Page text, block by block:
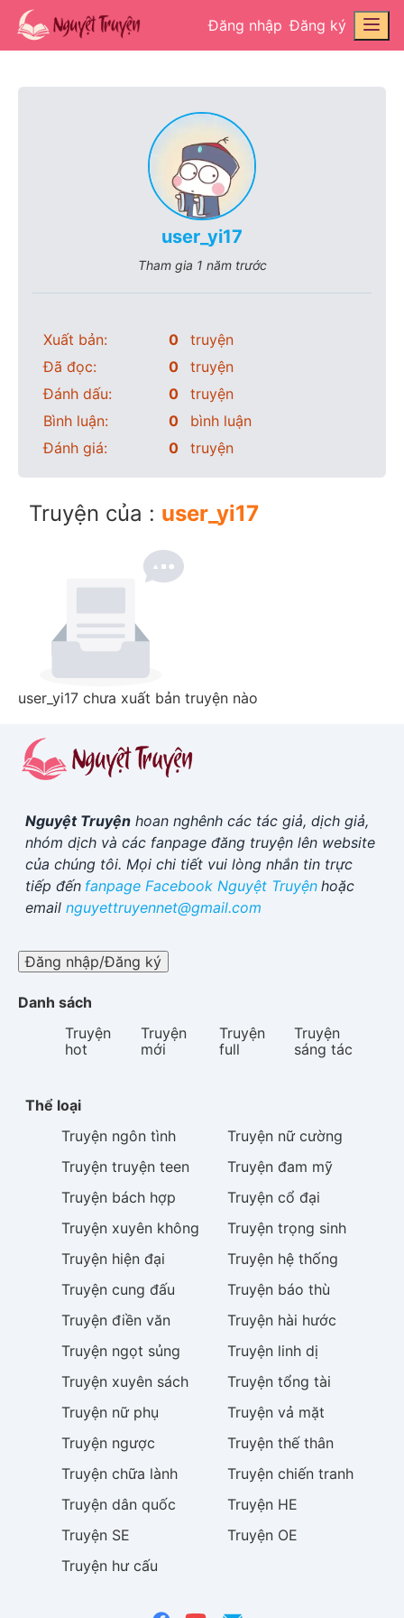
Đăng nhập Đăng ký
user_yi17
Tham gia 1 năm trước
Xuất bản: 0
truyện
Đã đọc:
0
truyện
Đánh dấu:
0
truyện
Bình luận:
0
bình luận
Đánh giá:
0 truyện
Truyện của : user_yi17
user_yi17 chưa xuất bản truyện nào
Nguyệt Truyện hoan nghênh các tác giả, dịch giả,
nhóm dịch và các fanpage đăng truyện lên website
của chúng tôi. Mọi chi tiết vui lòng nhắn tin trực
tiếp đến fanpage Facebook Nguyệt Truyện hoặc
email nguyettruyennet@gmail.com
Đăng nhập/Đăng ký
Danh sách
Truyện
hot
Truyện
mới
Truyện
full
Truyện
sáng tác
Thể loại
Truyện ngôn tình Truyện nữ cường
Truyện truyện teen Truyện đam mỹ
Truyện bách hợp Truyện cổ đại
Truyện xuyên không Truyện trọng sinh
Truyện hiện đại Truyện hệ thống
Truyện cung đấu Truyện báo thù
Truyện điền văn Truyện hài hước
Truyện ngọt sủng Truyện linh dị
Truyện xuyên sách Truyện tổng tài
Truyện nữ phụ Truyện vả mặt
Truyện ngược Truyện thế thân
Truyện chữa lành Truyện chiến tranh
Truyện dân quốc Truyện HE
Truyện SE Truyện OE
Truyện hư cấu